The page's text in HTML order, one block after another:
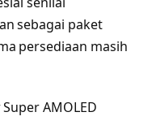
sebagai paket
persediaan masih
AMOLED